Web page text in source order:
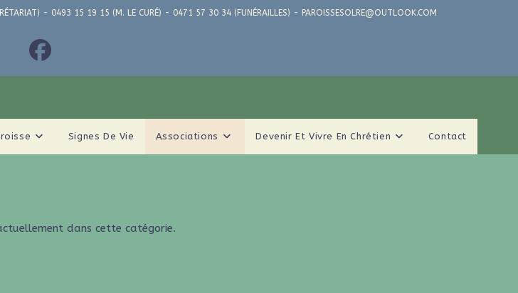
- 0493 15 19 15 (M. LE CURÉ) - 0471 57 30 34 (FUNÉRAILLES) - PAROISSESOLRE@OUTLOOK.COM
Signes De Vie Associations Devenir Et Vivre En Chrétien Contact
dans cette catégorie.